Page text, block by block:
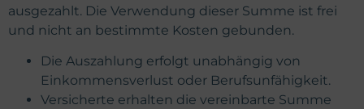
ausgezahlt. Die Verwendung dieser Summe ist frei
und nicht an bestimmte Kosten gebunden.
Die Auszahlung erfolgt unabhängig von
Einkommensverlust oder Berufsunfähigkeit.
Versicherte erhalten die vereinbarte Summe